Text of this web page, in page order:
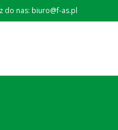
do nas: biuro@f-as.pl